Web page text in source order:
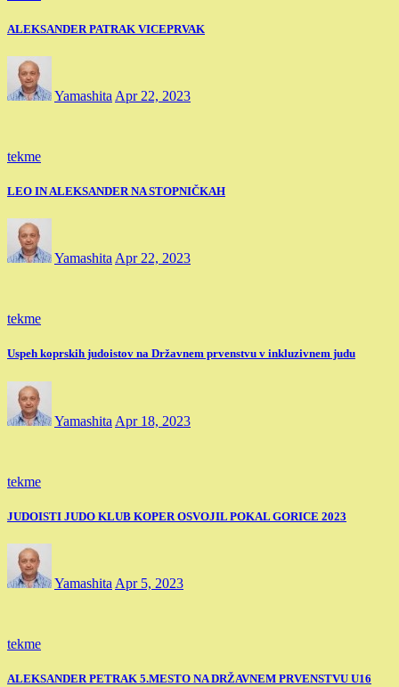
ALEKSANDER PATRAK VICEPRVAK
Yamashita Apr 22, 2023
tekme
LEO IN ALEKSANDER NA STOPNIČKAH
Yamashita Apr 22, 2023
tekme
Uspeh koprskih judoistov na Državnem prvenstvu v inkluzivnem judu
Yamashita Apr 18, 2023
tekme
JUDOISTI JUDO KLUB KOPER OSVOJIL POKAL GORICE 2023
Yamashita Apr 5, 2023
tekme
ALEKSANDER PETRAK 5.MESTO NA DRŽAVNEM PRVENSTVU U16